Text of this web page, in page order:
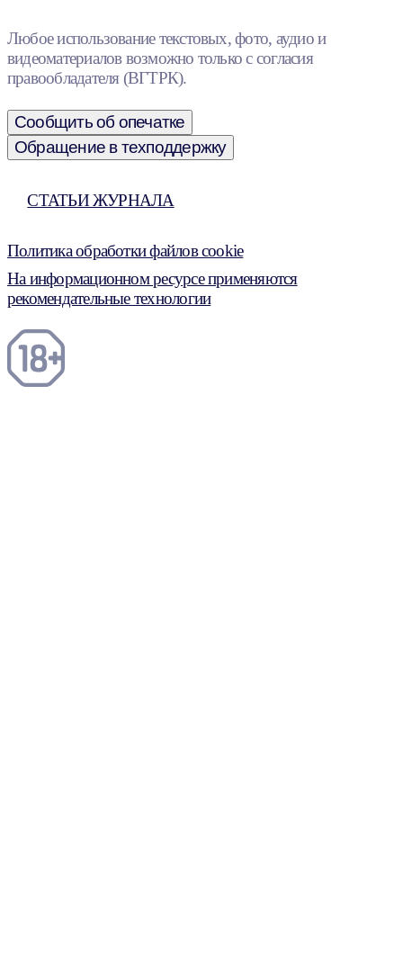
Любое использование текстовых, фото, аудио и
видеоматериалов возможно только с согласия
правообладателя (ВГТРК).
Сообщить об опечатке
Обращение в техподдержку
СТАТЬИ ЖУРНАЛА
Политика обработки файлов cookie
На информационном ресурсе применяются
рекомендательные технологии